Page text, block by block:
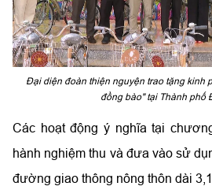
Đại diện đoàn thiện nguyện trao tặng kinh
đồng bào" tại Thành phố
Các hoạt động ý nghĩa tại
hành nghiệm thu và đưa vào sử
đường giao thông nông thôn dài